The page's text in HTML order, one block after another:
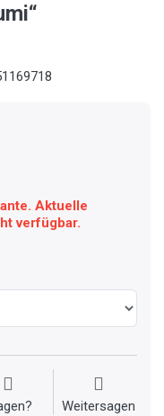
Aktuelle
verfügbar.
Weitersagen